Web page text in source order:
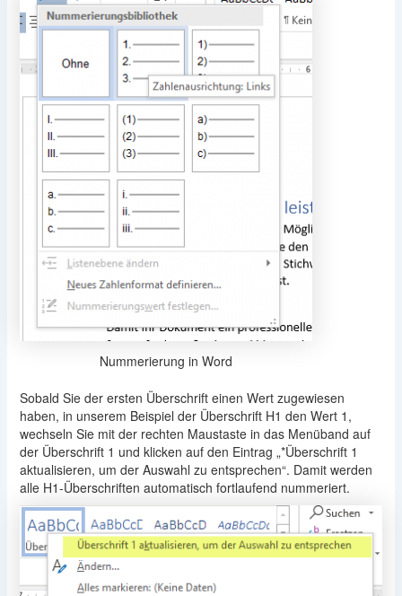
Nummerierung in Word
Sobald Sie der ersten Überschrift einen Wert zugewiesen
haben, in unserem Beispiel der Überschrift H1 den Wert 1,
wechseln Sie mit der rechten Maustaste in das Menüband auf
der Überschrift 1 und klicken auf den Eintrag „*Überschrift 1
aktualisieren, um der Auswahl zu entsprechen“. Damit werden
alle H1-Überschriften automatisch fortlaufend nummeriert.